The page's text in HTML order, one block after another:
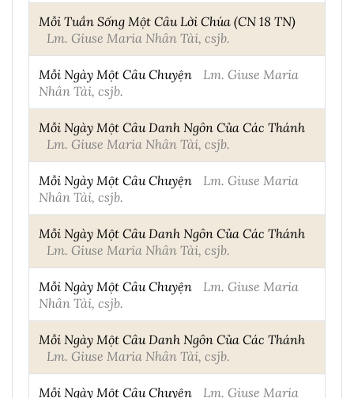
Mỗi Tuần Sống Một Câu Lời Chúa (CN 18 TN)
Lm. Giuse Maria Nhân Tài, csjb.
Mỗi Ngày Một Câu Chuyện
Lm. Giuse Maria
Nhân Tài, csjb.
Mỗi Ngày Một Câu Danh Ngôn Của Các Thánh
Lm. Giuse Maria Nhân Tài, csjb.
Mỗi Ngày Một Câu Chuyện
Lm. Giuse Maria
Nhân Tài, csjb.
Mỗi Ngày Một Câu Danh Ngôn Của Các Thánh
Lm. Giuse Maria Nhân Tài, csjb.
Mỗi Ngày Một Câu Chuyện
Lm. Giuse Maria
Nhân Tài, csjb.
Mỗi Ngày Một Câu Danh Ngôn Của Các Thánh
Lm. Giuse Maria Nhân Tài, csjb.
Mỗi Ngày Một Câu Chuyện Lm. Giuse Maria